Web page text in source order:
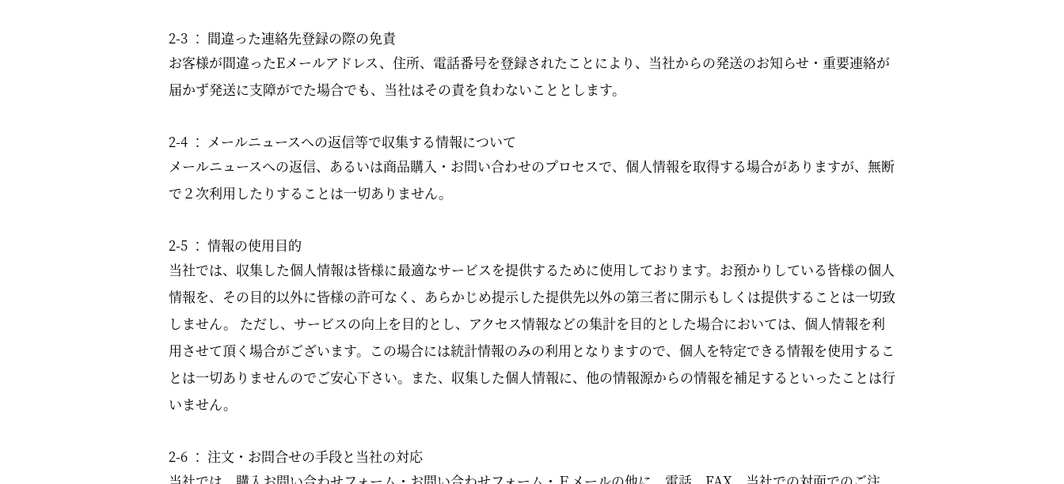
2-3 ： 間違った連絡先登録の際の免責
お客様が間違ったEメールアドレス、住所、電話番号を登録されたことにより、当社からの発送のお知らせ・重要連絡が
届かず発送に支障がでた場合でも、当社はその責を負わないこととします。
2-4 ： メールニュースへの返信等で収集する情報について
メールニュースへの返信、あるいは商品購入・お問い合わせのプロセスで、個人情報を取得する場合がありますが、無断
で２次利用したりすることは一切ありません。
2-5 ： 情報の使用目的
当社では、収集した個人情報は皆様に最適なサービスを提供するために使用しております。お預かりしている皆様の個人
情報を、その目的以外に皆様の許可なく、あらかじめ提示した提供先以外の第三者に開示もしくは提供することは一切致
しません。 ただし、サービスの向上を目的とし、アクセス情報などの集計を目的とした場合においては、個人情報を利
用させて頂く場合がございます。この場合には統計情報のみの利用となりますので、個人を特定できる情報を使用するこ
とは一切ありませんのでご安心下さい。また、収集した個人情報に、他の情報源からの情報を補足するといったことは行
いません。
2-6 ： 注文・お問合せの手段と当社の対応